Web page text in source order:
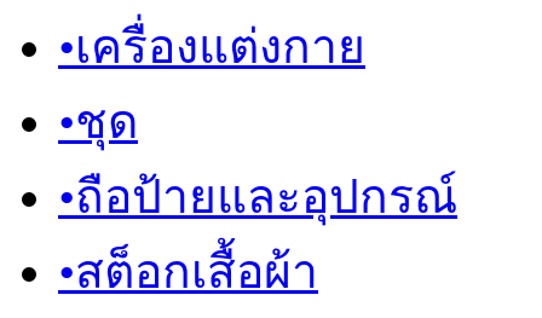
•เครื่องแต่งกาย
•ชุด
•ถือป้ายและอุปกรณ์
•สต็อกเสื้อผ้า